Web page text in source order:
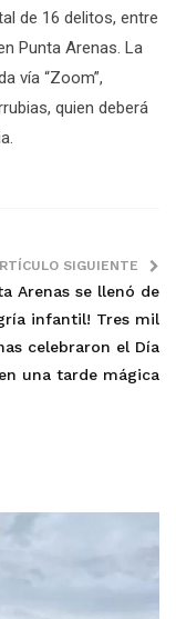
de 16 delitos, entre
Punta Arenas. La
vía “Zoom”,
quien deberá
SIGUIENTE
Arenas se llenó de
infantil! Tres mil
celebraron el Día
una tarde mágica